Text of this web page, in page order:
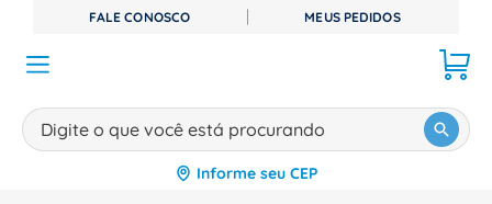
FALE CONOSCO MEUS PEDIDOS
Digite o que você está procurando
Informe seu CEP
TERMOS MAIS BUSCADOS